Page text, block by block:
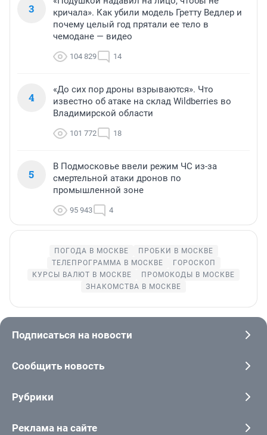
3
кричала». Как убили модель Гретту Ведлер и
почему целый год прятали ее тело в
чемодане — видео
104 829 14
4
«До сих пор дроны взрываются». Что
известно об атаке на склад Wildberries во
Владимирской области
101 772 18
5
В Подмосковье ввели режим ЧС из-за
смертельной атаки дронов по
промышленной зоне
95 943 4
ПОГОДА В МОСКВЕ
ПРОБКИ В МОСКВЕ
ТЕЛЕПРОГРАММА В МОСКВЕ
ГОРОСКОП
КУРСЫ ВАЛЮТ В МОСКВЕ
ПРОМОКОДЫ В МОСКВЕ
ЗНАКОМСТВА В МОСКВЕ
Подписаться на новости
Сообщить новость
Рубрики
Реклама на сайте